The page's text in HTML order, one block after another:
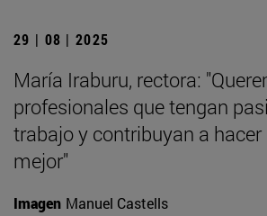
29 | 08 | 2025
María Iraburu, rectora:
profesionales que tengan
trabajo y contribuyan a
mejor"
Imagen Manuel Castells